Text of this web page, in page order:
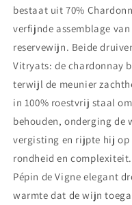
bestaat uit 70%
verfijnde assemblage
reservewijn. Beide
Vitryats: de chardonnay
terwijl de meunier
in 100% roestvrij staal
behouden, onderging de
vergisting en rijpte hij
rondheid en
Pépin de Vigne elegant
warmte dat de wijn